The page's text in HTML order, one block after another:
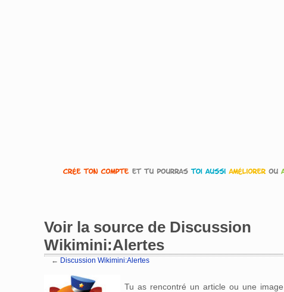
Voir la source de Discussion
Wikimini:Alertes
← Discussion Wikimini:Alertes
Tu as rencontré un article ou une image